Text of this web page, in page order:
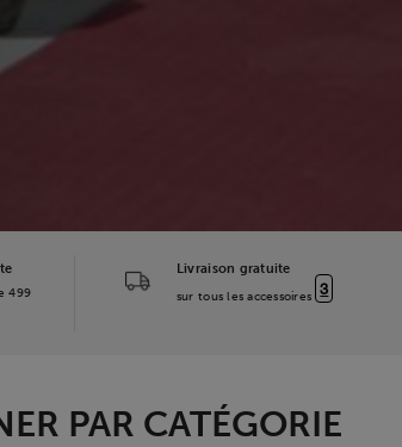
499
Livraison gratuite
sur tous les accessoires 3
PAR CATÉGORIE